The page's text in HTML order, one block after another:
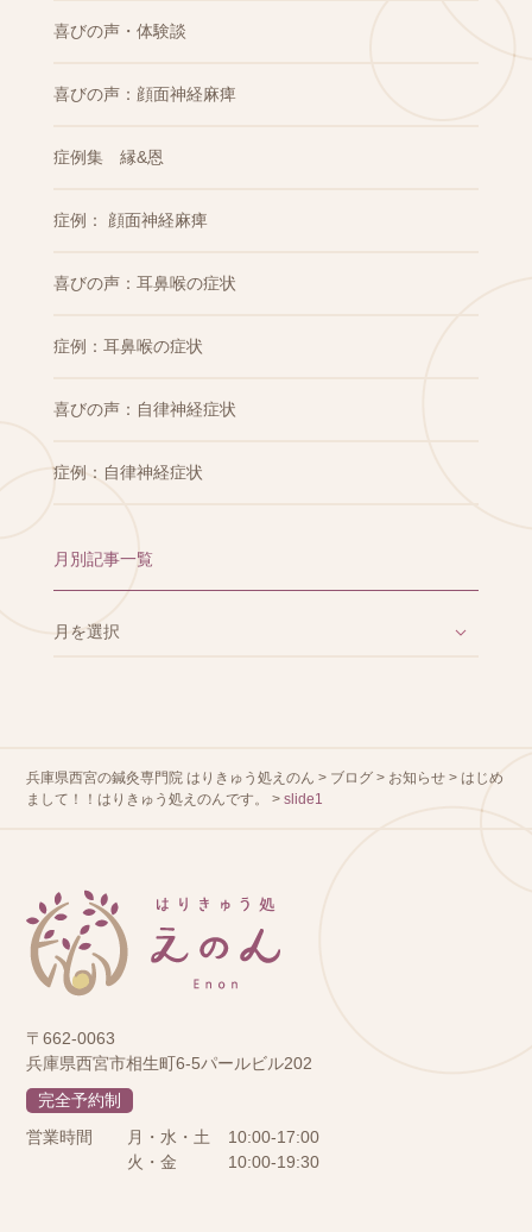
喜びの声・体験談
喜びの声：顔面神経麻痺
症例集 縁&恩
症例： 顔面神経麻痺
喜びの声：耳鼻喉の症状
症例：耳鼻喉の症状
喜びの声：自律神経症状
症例：自律神経症状
月別記事一覧
兵庫県西宮の鍼灸専門院 はりきゅう処えのん > ブログ > お知らせ > はじめ
まして！！はりきゅう処えのんです。
>slide1
〒662-0063
兵庫県西宮市相生町6-5パールビル202
完全予約制
営業時間
月・水・土
10:00-17:00
火・金
10:00-19:30